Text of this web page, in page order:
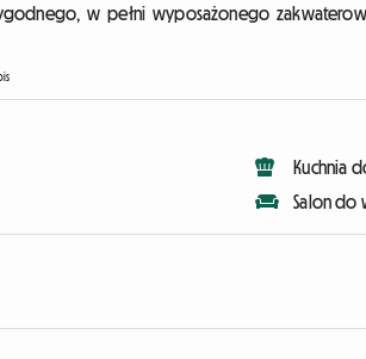
w pełni wyposażonego
Kuchnia
Salon do